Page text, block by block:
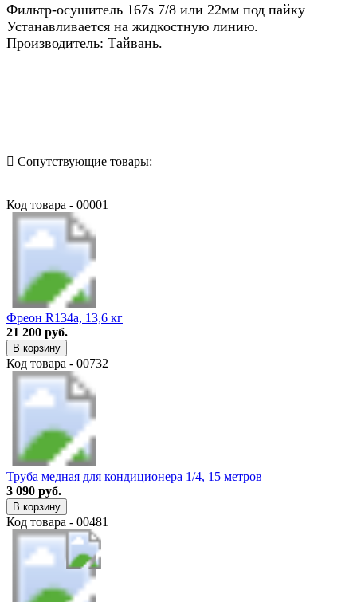
Фильтр-осушитель 167s 7/8 или 22мм под пайку
Устанавливается на жидкостную линию.
Производитель: Тайвань.
Сопутствующие товары:
Код товара - 00001
Фреон R134a, 13,6 кг
21 200 руб.
В корзину
Код товара - 00732
Труба медная для кондиционера 1/4, 15 метров
3 090 руб.
В корзину
Код товара - 00481